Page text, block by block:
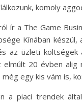
komoly
ír a The Game
Kínában
az üzleti
20 évben
egy kis vám is,
a piaci trendek